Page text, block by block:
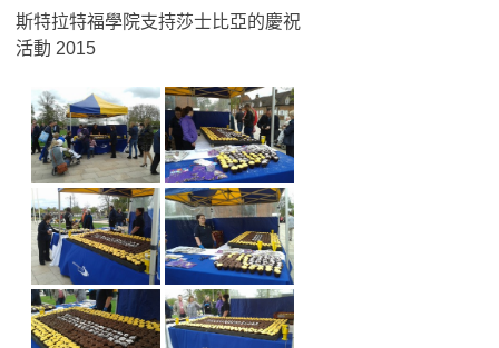
斯特拉特福學院支持莎士比亞的慶祝
活動 2015